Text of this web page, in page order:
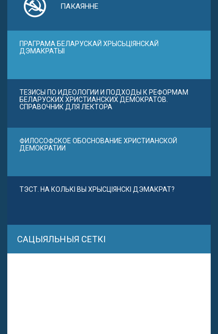
ПАКАЯННЕ
ПРАГРАМА БЕЛАРУСКАЙ ХРЫСЬЦІЯНСКАЙ
ДЭМАКРАТЫІ
ТЕЗИСЫ ПО ИДЕОЛОГИИ И ПОДХОДЫ К РЕФОРМАМ
БЕЛАРУСКИХ ХРИСТИАНСКИХ ДЕМОКРАТОВ.
СПРАВОЧНИК ДЛЯ ЛЕКТОРА
ФИЛОСОФСКОЕ ОБОСНОВАНИЕ ХРИСТИАНСКОЙ
ДЕМОКРАТИИ
ТЭСТ. НА КОЛЬКІ ВЫ ХРЫСЦІЯНСКІ ДЭМАКРАТ?
САЦЫЯЛЬНЫЯ СЕТКІ